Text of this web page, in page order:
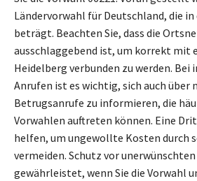
Ländervorwahl für Deutschland, die in
beträgt. Beachten Sie, dass die
ausschlaggebend ist, um korrekt mit
Heidelberg verbunden zu werden.
Anrufen ist es wichtig, sich auch über
Betrugsanrufe zu informieren, die
Vorwahlen auftreten können. Eine
helfen, um ungewollte Kosten durch
vermeiden. Schutz vor
gewährleistet, wenn Sie die Vorwahl